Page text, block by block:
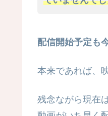
配信開始予定も
本来であれば、
残念ながら現在